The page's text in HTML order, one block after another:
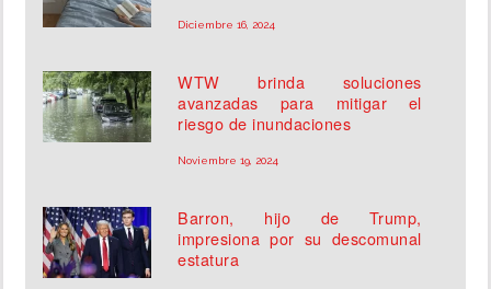
Diciembre 16, 2024
WTW brinda soluciones
avanzadas para mitigar el
riesgo de inundaciones
Noviembre 19, 2024
Barron, hijo de Trump,
impresiona por su descomunal
estatura